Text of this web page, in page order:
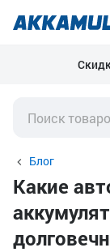
Блог
Какие